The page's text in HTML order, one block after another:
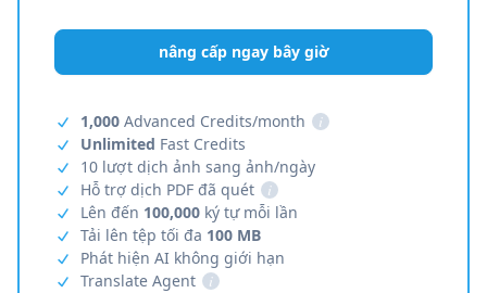
nâng cấp ngay bây giờ
1,000 Advanced Credits/month
i
Unlimited Fast Credits
10 lượt dịch ảnh sang ảnh/ngày
Hỗ trợ dịch PDF đã quét
i
Lên đến 100,000 ký tự mỗi lần
Tải lên tệp tối đa 100 MB
Phát hiện AI không giới hạn
Translate Agent
i